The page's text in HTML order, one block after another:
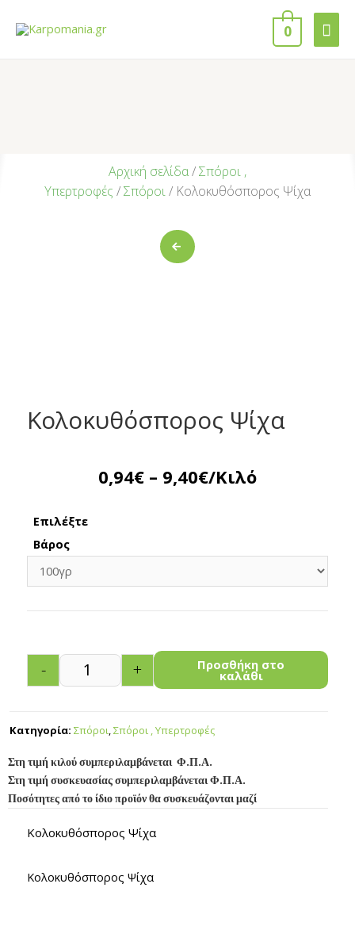
0
Αρχική σελίδα/Σπόροι ,
Υπερτροφές /Σπόροι/ Κολοκυθόσπορος Ψίχα
Κολοκυθόσπορος Ψίχα
0,94€ – 9,40€/Κιλό
Επιλέξτε
Βάρος
- + Προσθήκη στο
καλάθι
Κατηγορία: Σπόροι,Σπόροι , Υπερτροφές
Στη τιμή κιλού συμπεριλαμβάνεται Φ.Π.Α.
Στη τιμή συσκευασίας συμπεριλαμβάνεται Φ.Π.Α.
Ποσότητες από το ίδιο προϊόν θα συσκευάζονται μαζί
Κολοκυθόσπορος Ψίχα
Κολοκυθόσπορος Ψίχα